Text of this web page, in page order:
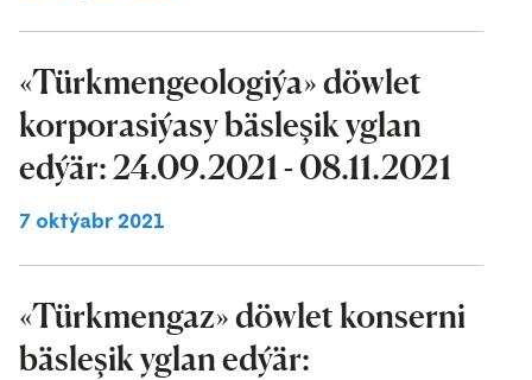
«Türkmengeologiýa» döwlet
korporasiýasy bäsleşik yglan
edýär: 24.09.2021 - 08.11.2021
7 oktýabr 2021
«Türkmengaz» döwlet konserni
bäsleşik yglan edýär: